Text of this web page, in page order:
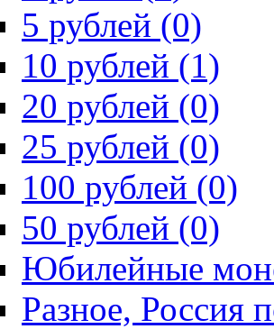
5 рублей (0)
10 рублей (1)
20 рублей (0)
25 рублей (0)
100 рублей (0)
50 рублей (0)
Юбилейные
Разное, Россия